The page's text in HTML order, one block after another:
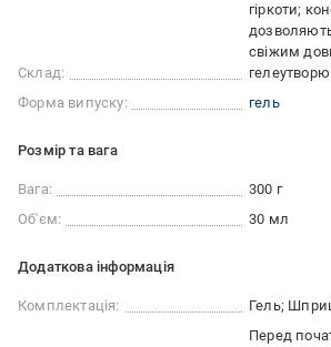
Склад:
гіркоти;
свіжим
Форма випуску:
гель
Розмір та вага
Вага:
300 г
Об'єм:
30 мл
Додаткова інформація
Комплектація: Гель;
Перед